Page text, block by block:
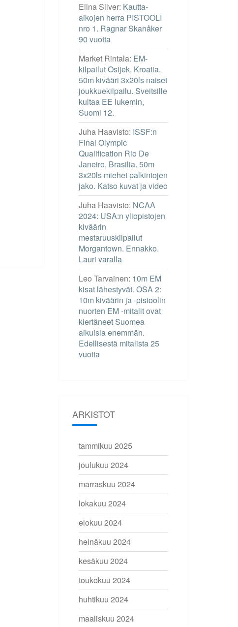
Elina Silver: Kautta-
aikojen herra PISTOOLI
nro 1. Ragnar Skanåker
90 vuotta
Market Rintala: EM-
kilpailut Osijek, Kroatia.
50m kivääri 3x20ls naiset
joukkuekilpailu. Sveitsille
kultaa EE lukemin,
Suomi 12.
Juha Haavisto: ISSF:n
Final Olympic
Qualification Rio De
Janeiro, Brasilia. 50m
3x20ls miehet palkintojen
jako. Katso kuvat ja video
Juha Haavisto: NCAA
2024: USA:n yliopistojen
kiväärin
mestaruuskilpailut
Morgantown. Ennakko.
Lauri varalla
Leo Tarvainen: 10m EM
kisat lähestyvät. OSA 2:
10m kiväärin ja -pistoolin
nuorten EM -mitalit ovat
kiertäneet Suomea
aikuisia enemmän.
Edellisestä mitalista 25
vuotta
ARKISTOT
tammikuu 2025
joulukuu 2024
marraskuu 2024
lokakuu 2024
elokuu 2024
heinäkuu 2024
kesäkuu 2024
toukokuu 2024
huhtikuu 2024
maaliskuu 2024